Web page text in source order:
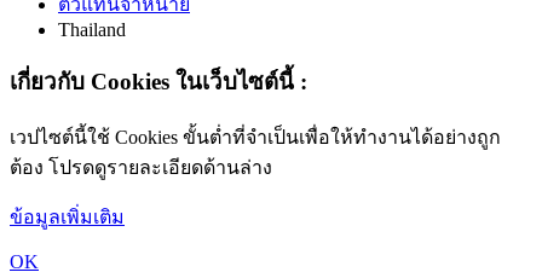
ตัวแทนจำหน่าย
Thailand
เกี่ยวกับ Cookies ในเว็บไซต์นี้ :
เวปไซต์นี้ใช้ Cookies ขั้นต่ำที่จำเป็นเพื่อให้ทำงานได้อย่างถูก
ต้อง โปรดดูรายละเอียดด้านล่าง
ข้อมูลเพิ่มเติม
OK